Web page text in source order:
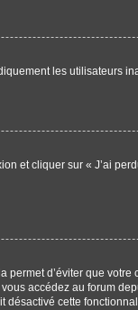
les utilisateurs
et cliquer sur « J’ai
d’éviter que votre
accédez au forum
désactivé cette